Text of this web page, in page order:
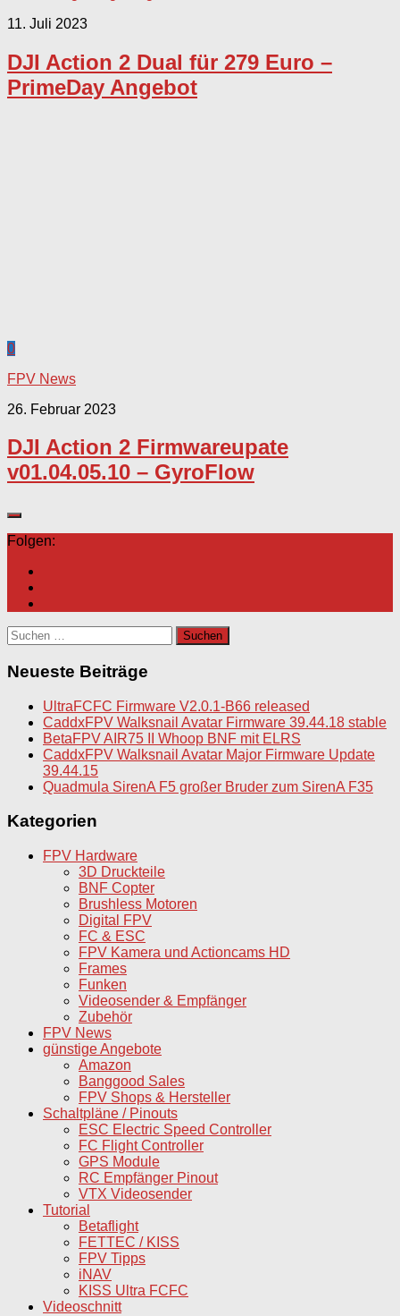
11. Juli 2023
DJI Action 2 Dual für 279 Euro –
PrimeDay Angebot
0
FPV News
26. Februar 2023
DJI Action 2 Firmwareupate
v01.04.05.10 – GyroFlow
Folgen:
Suchen
nach:
Neueste Beiträge
UltraFCFC Firmware V2.0.1-B66 released
CaddxFPV Walksnail Avatar Firmware 39.44.18 stable
BetaFPV AIR75 II Whoop BNF mit ELRS
CaddxFPV Walksnail Avatar Major Firmware Update
39.44.15
Quadmula SirenA F5 großer Bruder zum SirenA F35
Kategorien
FPV Hardware
3D Druckteile
BNF Copter
Brushless Motoren
Digital FPV
FC & ESC
FPV Kamera und Actioncams HD
Frames
Funken
Videosender & Empfänger
Zubehör
FPV News
günstige Angebote
Amazon
Banggood Sales
FPV Shops & Hersteller
Schaltpläne / Pinouts
ESC Electric Speed Controller
FC Flight Controller
GPS Module
RC Empfänger Pinout
VTX Videosender
Tutorial
Betaflight
FETTEC / KISS
FPV Tipps
iNAV
KISS Ultra FCFC
Videoschnitt